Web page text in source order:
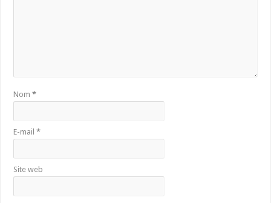
Nom*
E-mail*
Site web